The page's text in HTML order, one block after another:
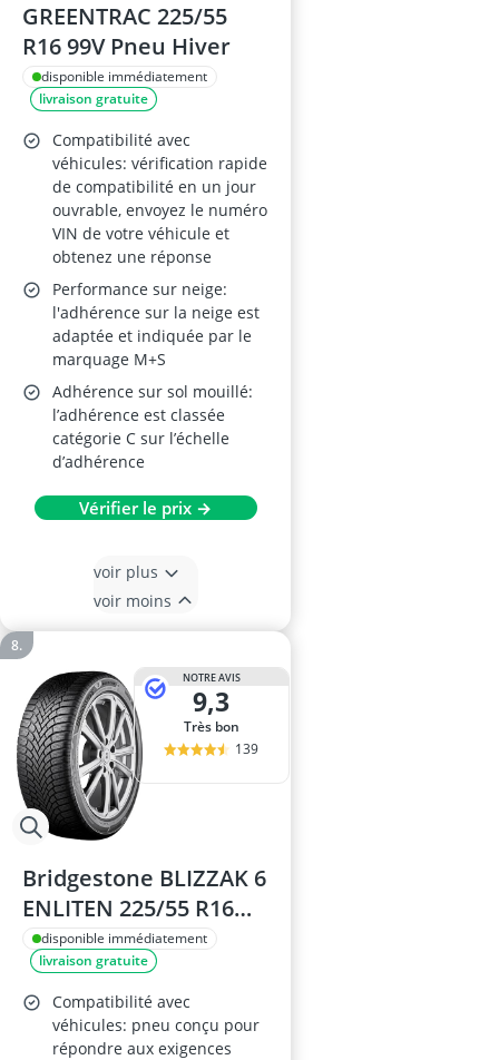
GREENTRAC 225/55
R16 99V Pneu Hiver
disponible immédiatement
livraison gratuite
Compatibilité avec
véhicules: vérification rapide
de compatibilité en un jour
ouvrable, envoyez le numéro
VIN de votre véhicule et
obtenez une réponse
Performance sur neige:
l'adhérence sur la neige est
adaptée et indiquée par le
marquage M+S
Adhérence sur sol mouillé:
l’adhérence est classée
catégorie C sur l’échelle
d’adhérence
Vérifier le prix →
voir plus
voir moins
NOTRE AVIS
9,3
Très bon
139
Bridgestone BLIZZAK 6
ENLITEN 225/55 R16
99H XL B/B/70 Pneus
d’hiver – Tourisme et
SUV
disponible immédiatement
livraison gratuite
Compatibilité avec
véhicules: pneu conçu pour
répondre aux exigences